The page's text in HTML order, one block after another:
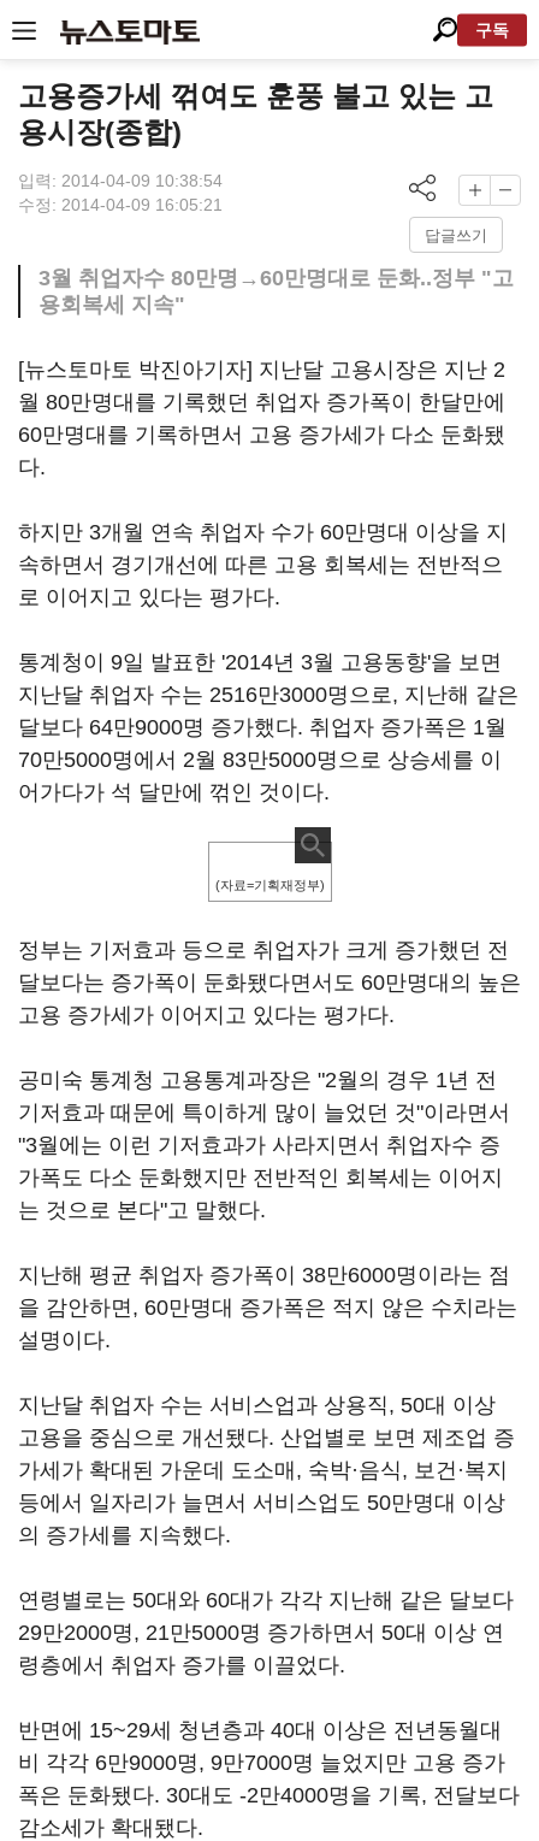
구독
고용증가세 꺾여도 훈풍 불고 있는 고
용시장(종합)
입력: 2014-04-09 10:38:54
수정: 2014-04-09 16:05:21
답글쓰기
3월 취업자수 80만명→60만명대로 둔화..정부 "고
용회복세 지속"
[뉴스토마토 박진아기자] 지난달 고용시장은 지난 2
월 80만명대를 기록했던 취업자 증가폭이 한달만에
60만명대를 기록하면서 고용 증가세가 다소 둔화됐
다.
하지만 3개월 연속 취업자 수가 60만명대 이상을 지
속하면서 경기개선에 따른 고용 회복세는 전반적으
로 이어지고 있다는 평가다.
통계청이 9일 발표한 '2014년 3월 고용동향'을 보면
지난달 취업자 수는 2516만3000명으로, 지난해 같은
달보다 64만9000명 증가했다. 취업자 증가폭은 1월
70만5000명에서 2월 83만5000명으로 상승세를 이
어가다가 석 달만에 꺾인 것이다.
(자료=기획재정부)
정부는 기저효과 등으로 취업자가 크게 증가했던 전
달보다는 증가폭이 둔화됐다면서도 60만명대의 높은
고용 증가세가 이어지고 있다는 평가다.
공미숙 통계청 고용통계과장은 "2월의 경우 1년 전
기저효과 때문에 특이하게 많이 늘었던 것"이라면서
"3월에는 이런 기저효과가 사라지면서 취업자수 증
가폭도 다소 둔화했지만 전반적인 회복세는 이어지
는 것으로 본다"고 말했다.
지난해 평균 취업자 증가폭이 38만6000명이라는 점
을 감안하면, 60만명대 증가폭은 적지 않은 수치라는
설명이다.
지난달 취업자 수는 서비스업과 상용직, 50대 이상
고용을 중심으로 개선됐다. 산업별로 보면 제조업 증
가세가 확대된 가운데 도소매, 숙박·음식, 보건·복지
등에서 일자리가 늘면서 서비스업도 50만명대 이상
의 증가세를 지속했다.
연령별로는 50대와 60대가 각각 지난해 같은 달보다
29만2000명, 21만5000명 증가하면서 50대 이상 연
령층에서 취업자 증가를 이끌었다.
반면에 15~29세 청년층과 40대 이상은 전년동월대
비 각각 6만9000명, 9만7000명 늘었지만 고용 증가
폭은 둔화됐다. 30대도 -2만4000명을 기록, 전달보다
감소세가 확대됐다.